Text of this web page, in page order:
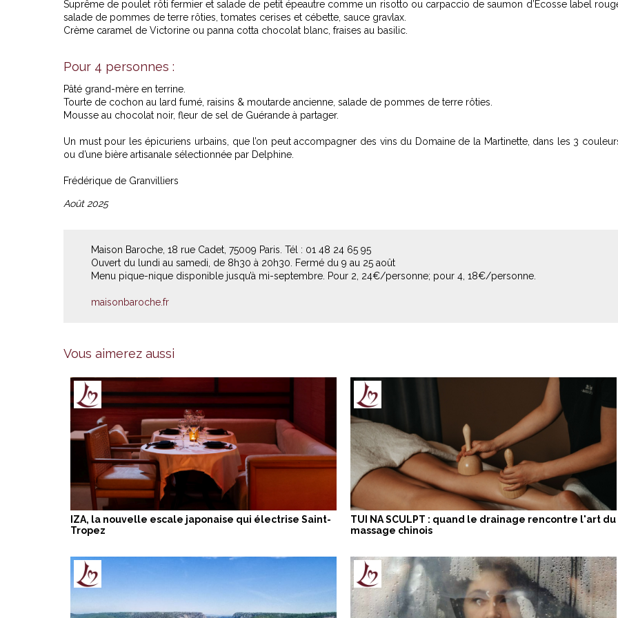
Suprême de poulet rôti fermier et salade de petit épeautre comme un risotto ou carpaccio de saumon d’Écosse label
salade de pommes de terre rôties, tomates cerises et cébette, sauce gravlax.
Crème caramel de Victorine ou panna cotta chocolat blanc, fraises au basilic.
Pour 4 personnes :
Pâté grand-mère en terrine.
Tourte de cochon au lard fumé, raisins & moutarde ancienne, salade de pommes de terre rôties.
Mousse au chocolat noir, fleur de sel de Guérande à partager.
Un must pour les épicuriens urbains, que l’on peut accompagner des vins du Domaine de la Martinette, dans les 3
ou d’une bière artisanale sélectionnée par Delphine.
Frédérique de Granvilliers
Août 2025
Maison Baroche, 18 rue Cadet, 75009 Paris. Tél : 01 48 24 65 95
Ouvert du lundi au samedi, de 8h30 à 20h30. Fermé du 9 au 25 août
Menu pique-nique disponible jusqu’à mi-septembre. Pour 2, 24€/personne; pour 4, 18€/personne.
maisonbaroche.fr
Vous aimerez aussi
IZA, la nouvelle escale japonaise qui électrise Saint-
Tropez
TUI NA SCULPT : quand le drainage rencontre l'art du
massage chinois